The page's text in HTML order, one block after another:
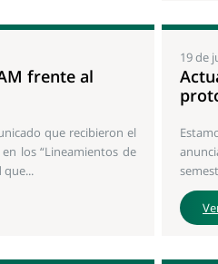
frente al
que recibieron el
los “Lineamientos de
que...
19 de